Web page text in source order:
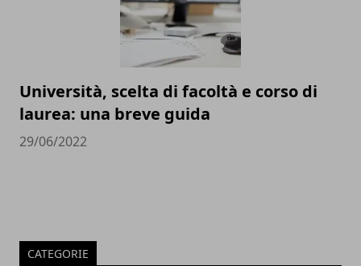
Università, scelta di facoltà e corso di
laurea: una breve guida
29/06/2022
CATEGORIE